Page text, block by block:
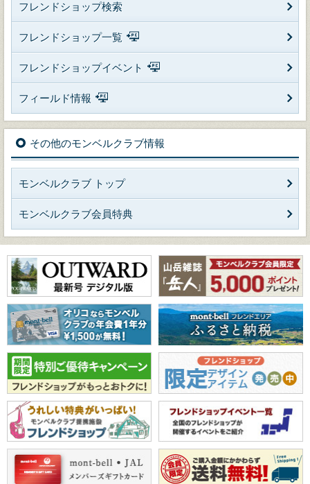
フレンドショップ検索
フレンドショップ一覧
フレンドショップイベント
フィールド情報
その他のモンベルクラブ情報
モンベルクラブ トップ
モンベルクラブ会員特典